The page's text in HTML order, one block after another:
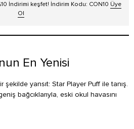
İndirimi keşfet! İndirim Kodu: CON10 Üye
Ol
En Yenisi
şekilde yansıt: Star Player Puff ile tanış.
bağcıklarıyla, eski okul havasını